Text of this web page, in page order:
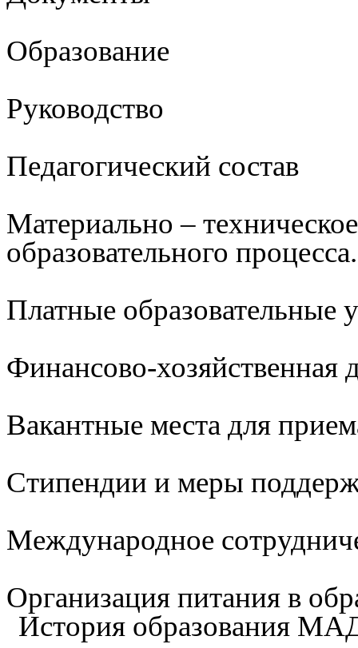
Образование
Руководство
Педагогический состав
Материально –
образовательного
Платные образовательные
Финансово-хозяйственная
Вакантные места для
Стипендии и меры
Международное
Организация питания в
История образования